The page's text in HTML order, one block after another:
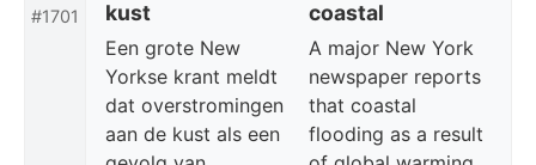
#1701 kust coastal
Een grote New
Yorkse krant meldt
dat overstromingen
aan de kust als een
A major New York
newspaper reports
that coastal
flooding as a result